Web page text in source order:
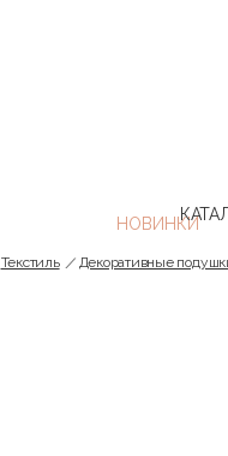
Текстиль Декоративные